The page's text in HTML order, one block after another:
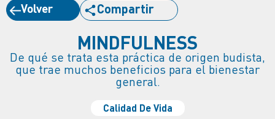
Volver Compartir
MINDFULNESS
De qué se trata esta práctica de origen budista,
que trae muchos beneficios para el bienestar
general.
Calidad De Vida